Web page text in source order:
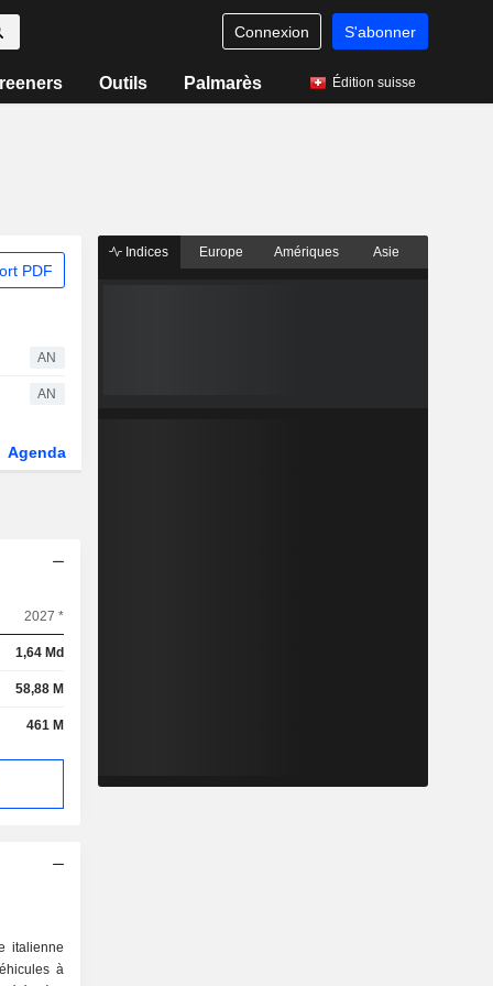
Connexion S'abonner
Outils Palmarès Édition suisse
PDF
AN
AN
Agenda
2027 *
1,64 Md
58,88 M
461 M
italienne
à
Indices Europe Amériques Asie